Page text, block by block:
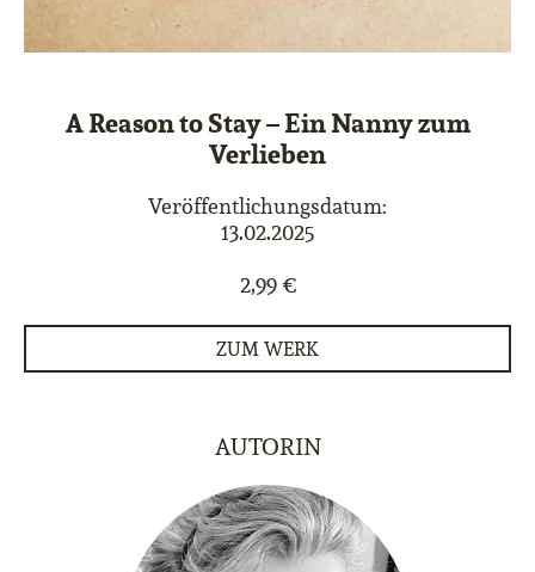
A Reason to Stay – Ein Nanny zum
Verlieben
Veröffentlichungsdatum:
13.02.2025
2,99 €
ZUM WERK
AUTORIN